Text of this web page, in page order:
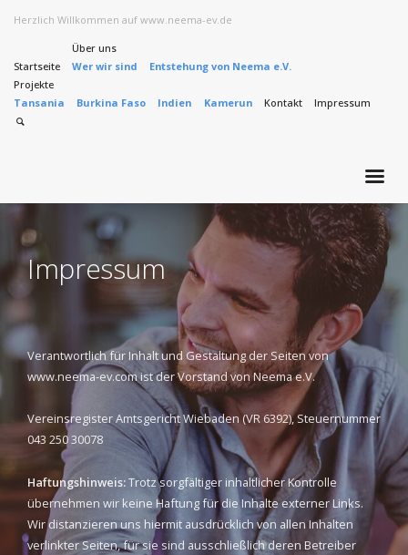
Herzlich Willkommen auf www.neema-ev.de
Startseite
Über uns
Wer wir sind
Entstehung von Neema e.V.
Projekte
Tansania
Burkina Faso Indien Kamerun Kontakt Impressum
Impressum
Verantwortlich für Inhalt und Gestaltung der Seiten von
www.neema-ev.com ist der Vorstand von Neema e.V.
Vereinsregister Amtsgericht Wiebaden (VR 6392), Steuernummer
043 250 30078
Haftungshinweis:Trotz sorgfältiger inhaltlicher Kontrolle
übernehmen wir keine Haftung für die Inhalte externer Links.
Wir distanzieren uns hiermit ausdrücklich von allen Inhalten
verlinkter Seiten, für sie sind ausschließlich deren Betreiber